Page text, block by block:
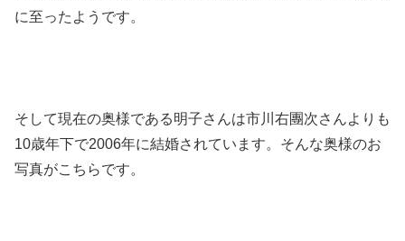
に至ったようです。
そして現在の奥様である明子さんは市川右團次さんよりも
10歳年下で2006年に結婚されています。そんな奥様のお
写真がこちらです。